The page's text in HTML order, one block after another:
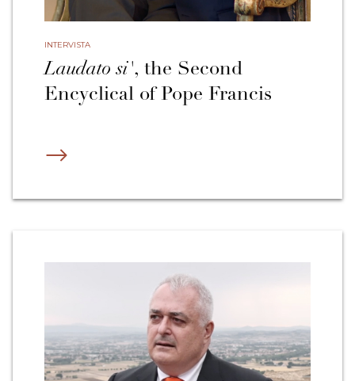
che aiutavano, e suscitavano un “Oh, davvero Gesù ha detto
Chiara era molto attratta da tutto ciò e decise di andare a stare
con i monaci. Ma ovviamente per evitare scandalo o qualsiasi
monastero abbandonato che i benedettini avevano usato per
compagne probabilmente crearono un posto dove la gente
poteva portare i malati. C’era un ospizio. Poco a poco la chiesa
conseguenza dopo poco tempo, le donne che volevano rimanere
totalmente disponibili a prendersi cura di malati, orfani
eccetera, formarono altri tipi di associazioni.
Ma sin dall’inizio, Chiara era chiaramente una persona la cui
INTERVISTA
Laudato si', the Second
Encyclical of Pope Francis